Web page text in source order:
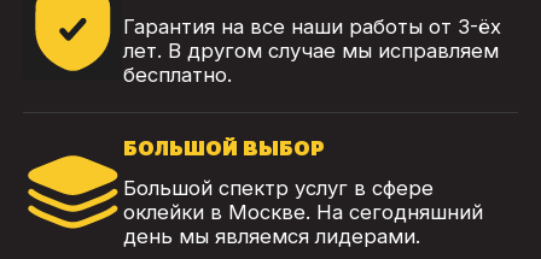
Гарантия на все наши работы от 3-ёх
лет. В другом случае мы исправляем
бесплатно.
БОЛЬШОЙ ВЫБОР
Большой спектр услуг в сфере
оклейки в Москве. На сегодняшний
день мы являемся лидерами.